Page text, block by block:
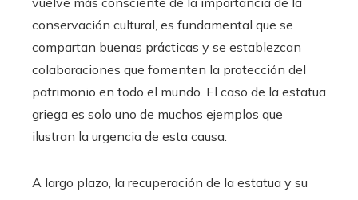
conservación cultural, es fundamental que se
compartan buenas prácticas y se establezcan
colaboraciones que fomenten la protección del
patrimonio en todo el mundo. El caso de la estatua
griega es solo uno de muchos ejemplos que
ilustran la urgencia de esta causa.
A largo plazo, la recuperación de la estatua y su